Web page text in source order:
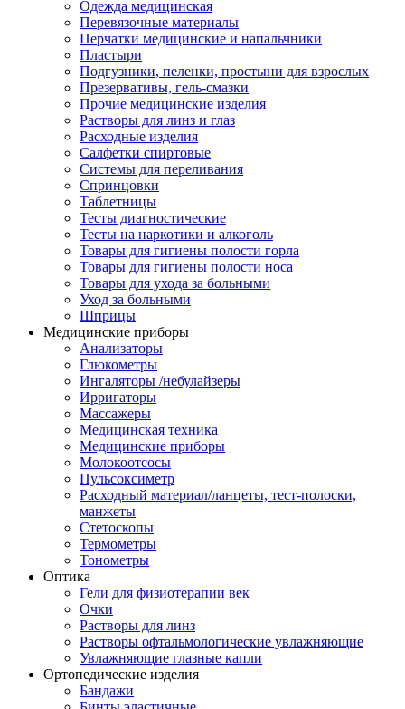
Одежда медицинская
Перевязочные материалы
Перчатки медицинские и напальчники
Пластыри
Подгузники, пеленки, простыни для взрослых
Презервативы, гель-смазки
Прочие медицинские изделия
Растворы для линз и глаз
Расходные изделия
Салфетки спиртовые
Системы для переливания
Спринцовки
Таблетницы
Тесты диагностические
Тесты на наркотики и алкоголь
Товары для гигиены полости горла
Товары для гигиены полости носа
Товары для ухода за больными
Уход за больными
Шприцы
Медицинские приборы
Анализаторы
Глюкометры
Ингаляторы /небулайзеры
Ирригаторы
Массажеры
Медицинская техника
Медицинские приборы
Молокоотсосы
Пульсоксиметр
Расходный материал/ланцеты, тест-полоски,
манжеты
Стетоскопы
Термометры
Тонометры
Оптика
Гели для физиотерапии век
Очки
Растворы для линз
Растворы офтальмологические увлажняющие
Увлажняющие глазные капли
Ортопедические изделия
Бандажи